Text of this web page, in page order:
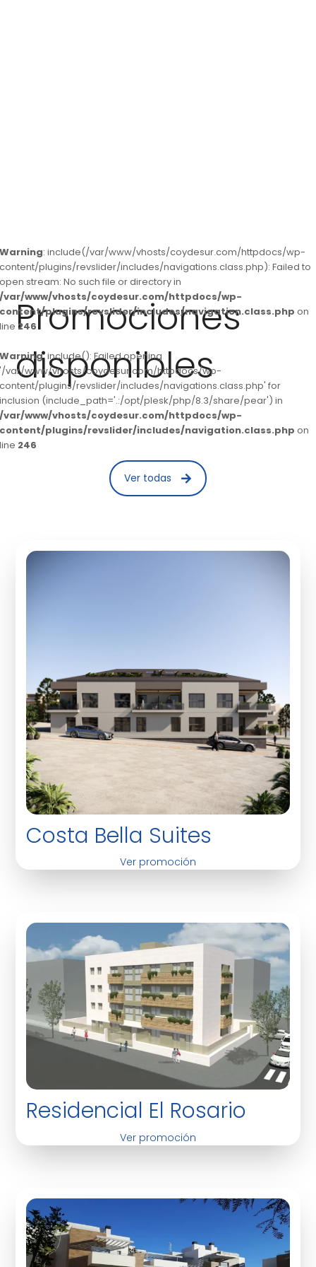
Warning: include(/var/www/vhosts/coydesur.com/httpdocs/wp-
content/plugins/revslider/includes/navigations.class.php): Failed to
open stream: No such file or directory in
/var/www/vhosts/coydesur.com/httpdocs/wp-
content/plugins/revslider/includes/navigation.class.php on
line 246
Warning: include(): Failed opening
'/var/www/vhosts/coydesur.com/httpdocs/wp-
content/plugins/revslider/includes/navigations.class.php' for
inclusion (include_path='.:/opt/plesk/php/8.3/share/pear') in
/var/www/vhosts/coydesur.com/httpdocs/wp-
content/plugins/revslider/includes/navigation.class.php on
line 246
Promociones
disponibles
Ver todas
Costa Bella Suites
Ver promoción
Residencial El Rosario
Ver promoción